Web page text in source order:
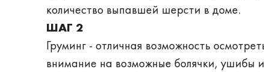
количество выпавшей шерсти в доме.
ШАГ 2
Груминг - отличная возможность
внимание на возможные болячки, ушибы